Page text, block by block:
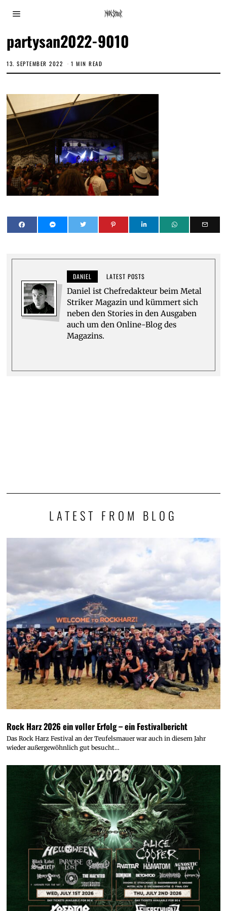
partysan2022-9010
13. SEPTEMBER 2022 1 MIN READ
DANIEL LATEST POSTS
Daniel ist Chefredakteur beim Metal
Striker Magazin und kümmert sich
neben den Stories in den Ausgaben
auch um den Online-Blog des
Magazins.
LATEST FROM BLOG
Rock Harz 2026 ein voller Erfolg – ein Festivalbericht
Das Rock Harz Festival an der Teufelsmauer war auch in diesem Jahr
wieder außergewöhnlich gut besucht…